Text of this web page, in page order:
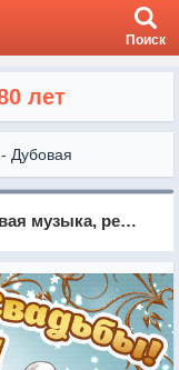
Поиск
лет
Дубовая
Роза - королева цветов. Красивая музыка, релакс, саксофон